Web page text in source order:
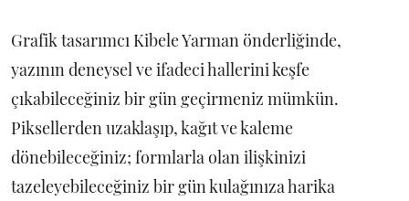
Grafik tasarımcı Kibele Yarman önderliğinde,
yazının deneysel ve ifadeci hallerini keşfe
çıkabileceğiniz bir gün geçirmeniz mümkün.
Piksellerden uzaklaşıp, kağıt ve kaleme
dönebileceğiniz; formlarla olan ilişkinizi
tazeleyebileceğiniz bir gün kulağınıza harika